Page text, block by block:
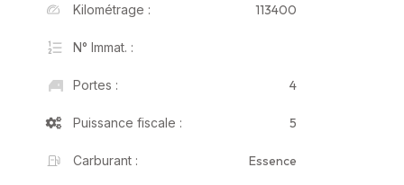
Kilométrage : 113400
N° Immat. :
Portes : 4
Puissance fiscale : 5
Carburant : Essence